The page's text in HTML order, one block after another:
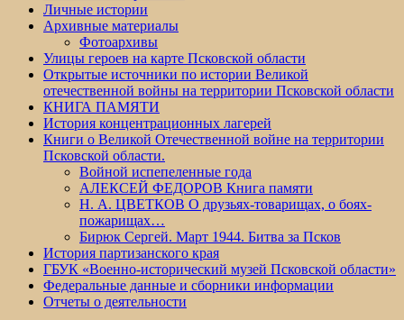
Личные истории
Архивные материалы
Фотоархивы
Улицы героев на карте Псковской области
Открытые источники по истории Великой
отечественной войны на территории Псковской области
КНИГА ПАМЯТИ
История концентрационных лагерей
Книги о Великой Отечественной войне на территории
Псковской области.
Войной испепеленные года
АЛЕКСЕЙ ФЕДОРОВ Книга памяти
Н. А. ЦВЕТКОВ О друзьях-товарищах, о боях-
пожарищах…
Бирюк Сергей. Март 1944. Битва за Псков
История партизанского края
ГБУК «Военно-исторический музей Псковской области»
Федеральные данные и сборники информации
Отчеты о деятельности